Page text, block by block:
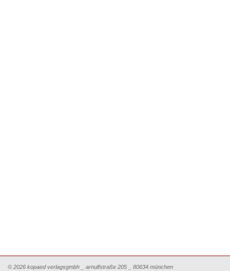
© 2026 kopaed verlagsgmbh _ arnulfstraße 205 _ 80634 münchen